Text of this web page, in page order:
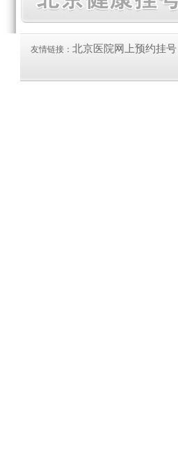
友情链接： 北京医院网上预约挂号